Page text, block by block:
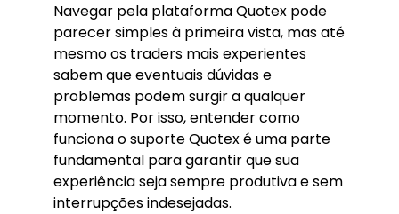
Navegar pela plataforma Quotex pode
parecer simples à primeira vista, mas até
mesmo os traders mais experientes
sabem que eventuais dúvidas e
problemas podem surgir a qualquer
momento. Por isso, entender como
funciona o suporte Quotex é uma parte
fundamental para garantir que sua
experiência seja sempre produtiva e sem
interrupções indesejadas.